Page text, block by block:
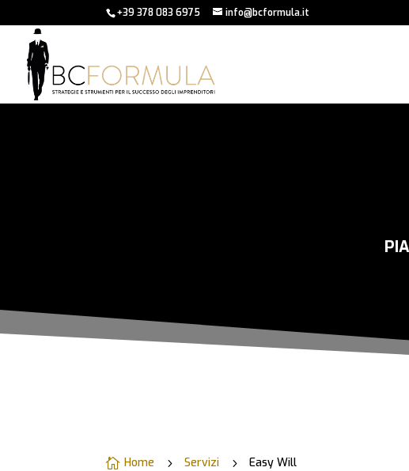
+39 378 083 6975 info@bcformula.it
 Home 5 Servizi 5 Easy Will